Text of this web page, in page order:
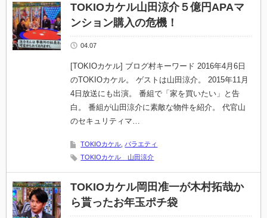
TOKIOカケル山田涼介５億円APAマ
ンション購入の危機！
04.07
[TOKIOカケル] ブログ村キーワード 2016年4月6日
のTOKIOカケル。 ゲストは山田涼介。 2015年11月
4日放送にも出演。 番組で「家を買いたい」と告
白。 番組が山田涼介に素敵な物件を紹介。 代官山
のセキュリティマ…
TOKIOカケル バラエティ
TOKIOカケル 山田涼介
TOKIOカケル岡田准一が木村拓哉か
ら貰ったお年玉ポチ袋